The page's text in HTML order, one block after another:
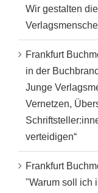
Wir gestalten
Frankfurt
in der
Junge
Vernetzen,
verteidigen“
Frankfurt
"Warum soll ich